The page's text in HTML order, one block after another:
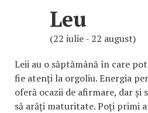
Leu
(22 iulie - 22 august)
Leii au o săptămână în care
fie atenți la orgoliu. Energia
oferă ocazii de afirmare, dar
să arăți maturitate. Poți primi